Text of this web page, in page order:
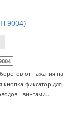
9004)
от нажатия на
кнопка фиксатор для
- винтами...